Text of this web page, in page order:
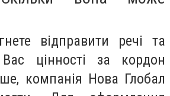
відправити речі та
цінності за кордон
компанія Нова Глобал